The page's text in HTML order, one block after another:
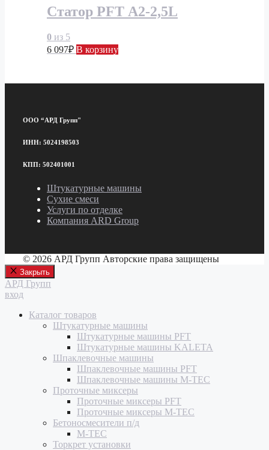
Статор PFT А2-2,5L
0 из 5
6 097₽ В корзину
ООО “АРД Групп"
ИНН: 5024198503
КПП: 502401001
Штукатурные машины
Сухие смеси
Услуги по отделке
Компания ARD Group
© 2026 АРД Групп Авторские права защищены
Закрыть
АРД Групп
вход
Каталог товаров
Штукатурные машины
Штукатурные машины PFT
Штукатурные машины KALETA
Шпаклевочные машины
Шпаклевочные машины PFT
Шпаклевочные машины M-TEC
Проточные миксеры
Проточные миксеры PFT
Проточные миксеры M-TEC
Бетоносмесители п/д
M-TEC
Торкрет установки